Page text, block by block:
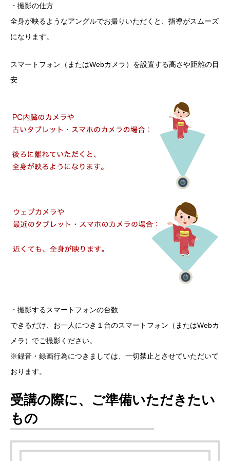
・撮影の仕方
全身が映るようなアングルでお撮りいただくと、指導がスムーズ
になります。
スマートフォン（またはWebカメラ）を設置する高さや距離の目
安
・撮影するスマートフォンの台数
できるだけ、お一人につき１台のスマートフォン（またはWebカ
メラ）でご撮影ください。
※録音・録画行為につきましては、一切禁止とさせていただいて
おります。
受講の際に、ご準備いただきたい
もの